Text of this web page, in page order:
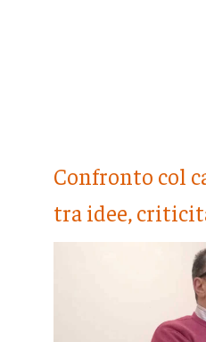
Confronto col
tra idee,